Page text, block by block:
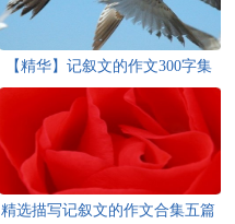
【精华】记叙文的作文300字集
合6篇
精选描写记叙文的作文合集五篇